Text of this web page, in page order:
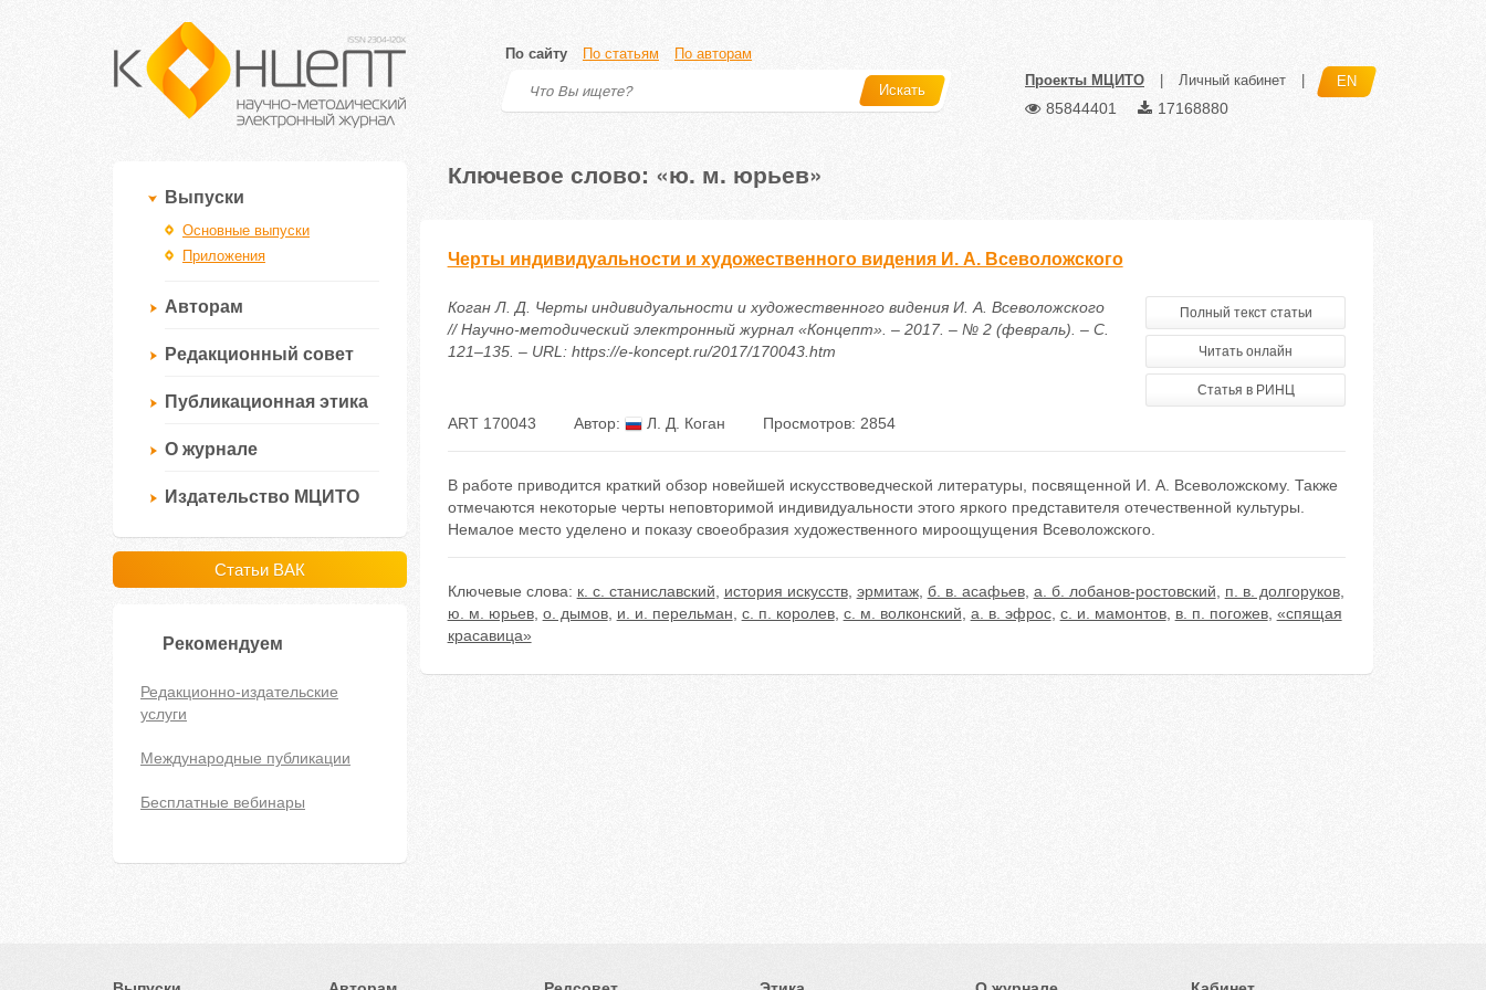
По сайту По статьям По авторам
Искать
Проекты МЦИТО Личный кабинет EN
85844401 17168880
Выпуски
Основные выпуски
Приложения
Авторам
Редакционный совет
Публикационная этика
О журнале
Издательство МЦИТО
Статьи ВАК
Рекомендуем
Редакционно-издательские
услуги
Международные публикации
Бесплатные вебинары
Ключевое слово: «ю. м. юрьев»
Черты индивидуальности и художественного видения И. А. Всеволожского
Коган Л. Д. Черты индивидуальности и художественного видения И. А. Всеволожского
// Научно-методический электронный журнал «Концепт». – 2017. – № 2 (февраль). – С.
121–135. – URL: https://e-koncept.ru/2017/170043.htm
Полный текст статьи
Читать онлайн
Статья в РИНЦ
ART 170043 Автор: Л. Д. Коган Просмотров: 2854
В работе приводится краткий обзор новейшей искусствоведческой литературы, посвященной И. А. Всеволожскому. Также
отмечаются некоторые черты неповторимой индивидуальности этого яркого представителя отечественной культуры.
Немалое место уделено и показу своеобразия художественного мироощущения Всеволожского.
Ключевые слова: к. с. станиславский история искусств, эрмитаж, б. в. асафьев, а. б. лобанов-ростовский п. в. долгоруков,
ю. м. юрьев, о. дымов, и. и. перельман с. п. королев, с. м. волконский а. в. эфрос, с. и. мамонтов, в. п. погожев, «спящая
красавица»